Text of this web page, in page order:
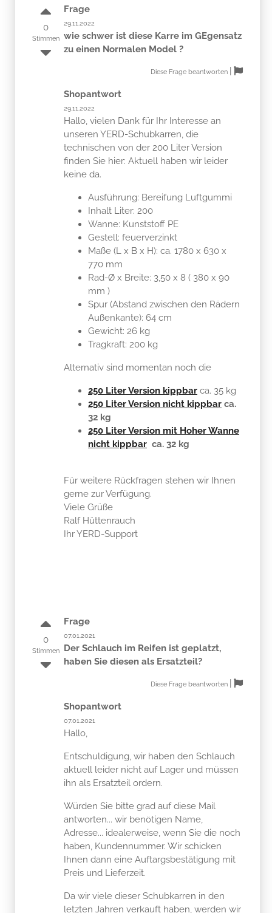
0
Stimmen
Frage
29.11.2022
wie schwer ist diese Karre im GEgensatz
zu einen Normalen Model ?
Diese Frage beantworten
Shopantwort
29.11.2022
Hallo, vielen Dank für Ihr Interesse an
unseren YERD-Schubkarren, die
technischen von der 200 Liter Version
finden Sie hier: Aktuell haben wir leider
keine da.
Ausführung: Bereifung Luftgummi
Inhalt Liter: 200
Wanne: Kunststoff PE
Gestell: feuerverzinkt
Maße (L x B x H): ca. 1780 x 630 x
770 mm
Rad-Ø x Breite: 3,50 x 8 ( 380 x 90
mm )
Spur (Abstand zwischen den Rädern
Außenkante): 64 cm
Gewicht: 26 kg
Tragkraft: 200 kg
Alternativ sind momentan noch die
250 Liter Version kippbar ca. 35 kg
250 Liter Version nicht kippbar ca.
32 kg
250 Liter Version mit Hoher Wanne
nicht kippbar ca. 32 kg
Für weitere Rückfragen stehen wir Ihnen
gerne zur Verfügung.
Viele Grüße
Ralf Hüttenrauch
Ihr YERD-Support
0
Stimmen
Frage
07.01.2021
Der Schlauch im Reifen ist geplatzt,
haben Sie diesen als Ersatzteil?
Diese Frage beantworten
Shopantwort
07.01.2021
Hallo,
Entschuldigung, wir haben den Schlauch
aktuell leider nicht auf Lager und müssen
ihn als Ersatzteil ordern.
Würden Sie bitte grad auf diese Mail
antworten... wir benötigen Name,
Adresse... idealerweise, wenn Sie die noch
haben, Kundennummer. Wir schicken
Ihnen dann eine Auftargsbestätigung mit
Preis und Lieferzeit.
Da wir viele dieser Schubkarren in den
letzten Jahren verkauft haben, werden wir